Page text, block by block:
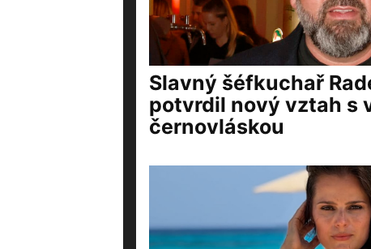
Slavný šéfkuchař
potvrdil nový vztah s
černovláskou